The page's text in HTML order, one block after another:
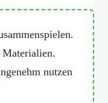
Materialien.
nutzen